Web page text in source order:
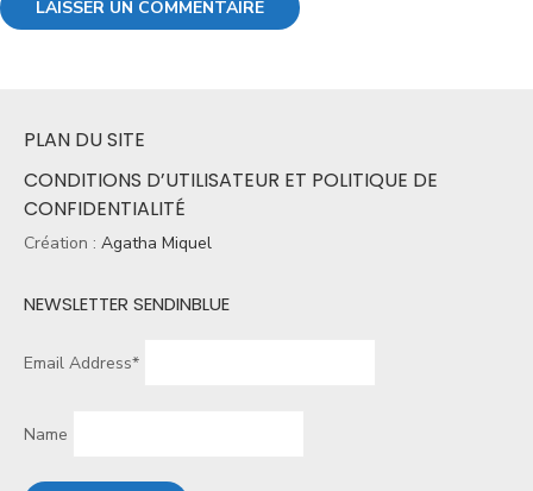
PLAN DU SITE
CONDITIONS D’UTILISATEUR ET POLITIQUE DE
CONFIDENTIALITÉ
Création : Agatha Miquel
NEWSLETTER SENDINBLUE
Email Address*
Name